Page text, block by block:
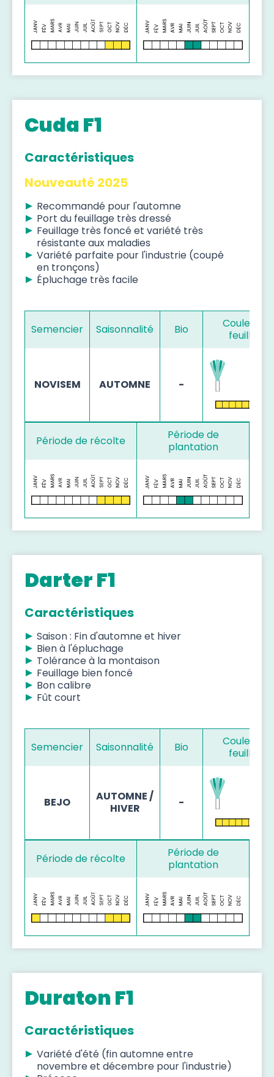
Cuda F1
Caractéristiques
Nouveauté 2025
Recommandé pour l'automne
Port du feuillage très dressé
Feuillage très foncé et variété très
résistante aux maladies
Variété parfaite pour l'industrie (coupé
en tronçons)
Épluchage très facile
Semencier Saisonnalité Bio
Couleur de
feuillage
NOVISEM AUTOMNE -
Période de récolte
Période de
plantation
Darter F1
Caractéristiques
Saison : Fin d'automne et hiver
Bien à l'épluchage
Tolérance à la montaison
Feuillage bien foncé
Bon calibre
Fût court
Semencier Saisonnalité Bio
Couleur de
feuillage
BEJO
AUTOMNE /
HIVER
-
Période de récolte
Période de
plantation
Duraton F1
Caractéristiques
Variété d'été (fin automne entre
novembre et décembre pour l'industrie)